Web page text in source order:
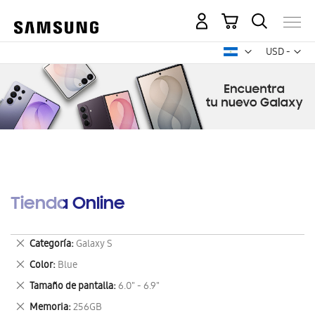
USD -
dólar
Mi carrito
Tienda Online
Categoría Galaxy S
Eliminar
este
artículo
Color Blue
Eliminar
este
artículo
Tamaño de pantalla 6.0" - 6.9"
Eliminar
este
Memoria 256GB
Eliminar